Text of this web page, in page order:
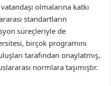
olmalarına katkı
standartların
süreçleriyle de
birçok programını
tarafından onaylatmış,
normlara taşımıştır.